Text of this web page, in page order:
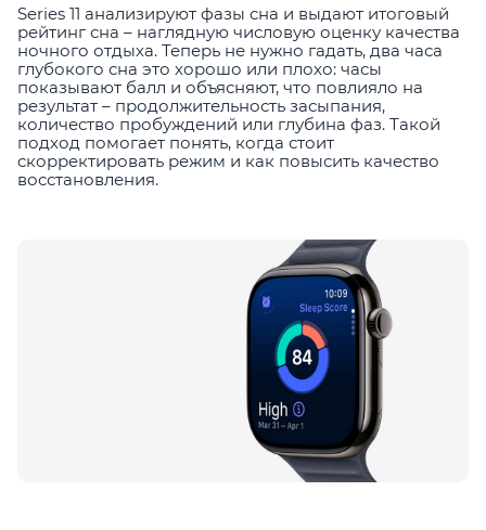
Series 11 анализируют фазы сна и выдают итоговый
рейтинг сна – наглядную числовую оценку качества
ночного отдыха. Теперь не нужно гадать, два часа
глубокого сна это хорошо или плохо: часы
показывают балл и объясняют, что повлияло на
результат – продолжительность засыпания,
количество пробуждений или глубина фаз. Такой
подход помогает понять, когда стоит
скорректировать режим и как повысить качество
восстановления.